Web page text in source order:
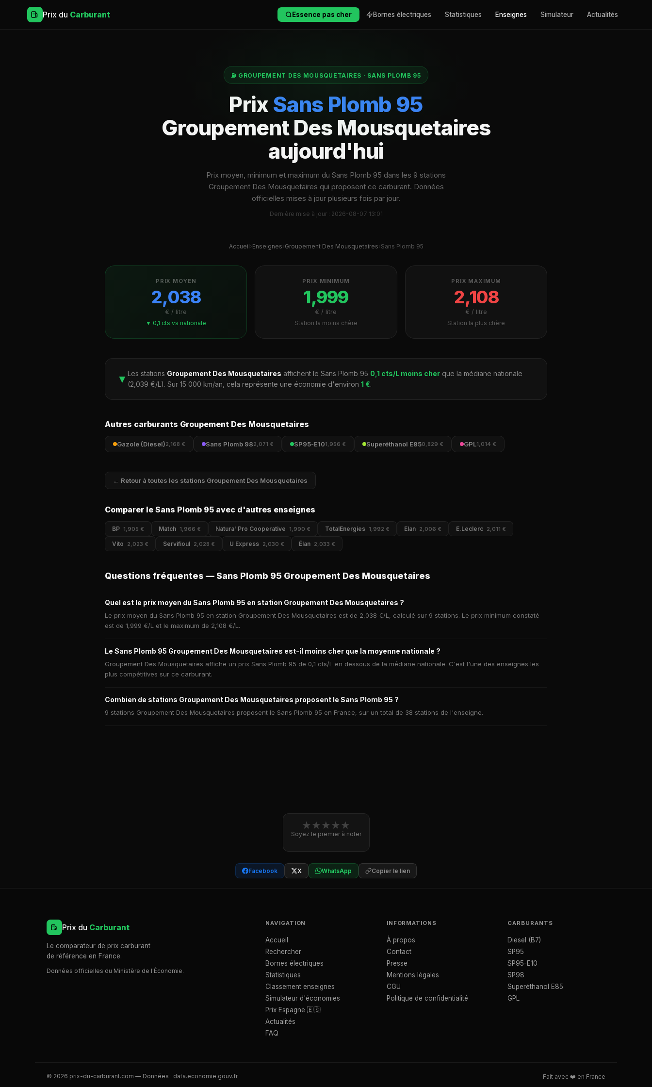
Prix du Carburant Essence pas cher Bornes électriques Statistiques Enseignes Simulateur Actualités
⛽ GROUPEMENT DES MOUSQUETAIRES · SANS PLOMB 95
Prix Sans Plomb 95
Groupement Des Mousquetaires
aujourd'hui
Prix moyen, minimum et maximum du Sans Plomb 95 dans les 9 stations
Groupement Des Mousquetaires qui proposent ce carburant. Données
officielles mises à jour plusieurs fois par jour.
Dernière mise à jour : 2026-08-07 13:01
Accueil› Enseignes› Groupement Des Mousquetaires› Sans Plomb 95
PRIX MOYEN
2,038
€ / litre
▼ 0,1 cts vs nationale
PRIX MINIMUM
1,999
€ / litre
Station la moins chère
PRIX MAXIMUM
2,108
€ / litre
Station la plus chère
▼ Les stations Groupement Des Mousquetaires affichent le Sans Plomb 95 0,1 cts/L moins cher que la médiane nationale
(2,039 €/L). Sur 15 000 km/an, cela représente une économie d'environ 1 €.
Autres carburants Groupement Des Mousquetaires
Gazole (Diesel)2,168 € Sans Plomb 982,071 € SP95-E101,956 € Superéthanol E850,829 € GPL1,014 €
← Retour à toutes les stations Groupement Des Mousquetaires
Comparer le Sans Plomb 95 avec d'autres enseignes
BP 1,905 € Match 1,966 € Natura' Pro Cooperative 1,990 € TotalEnergies 1,992 € Elan 2,006 € E.Leclerc 2,011 €
Vito 2,023 € Servifioul 2,028 € U Express 2,030 € Élan 2,033 €
Questions fréquentes — Sans Plomb 95 Groupement Des Mousquetaires
Quel est le prix moyen du Sans Plomb 95 en station Groupement Des Mousquetaires ?
Le prix moyen du Sans Plomb 95 en station Groupement Des Mousquetaires est de 2,038 €/L, calculé sur 9 stations. Le prix minimum constaté
est de 1,999 €/L et le maximum de 2,108 €/L.
Le Sans Plomb 95 Groupement Des Mousquetaires est-il moins cher que la moyenne nationale ?
Groupement Des Mousquetaires affiche un prix Sans Plomb 95 de 0,1 cts/L en dessous de la médiane nationale. C'est l'une des enseignes les
plus compétitives sur ce carburant.
Combien de stations Groupement Des Mousquetaires proposent le Sans Plomb 95 ?
9 stations Groupement Des Mousquetaires proposent le Sans Plomb 95 en France, sur un total de 38 stations de l'enseigne.
★★★★★
Soyez le premier à noter
Facebook X WhatsApp Copier le lien
Prix du Carburant
Le comparateur de prix carburant
de référence en France.
Données officielles du Ministère de l'Économie.
NAVIGATION
Accueil
Rechercher
Bornes électriques
Statistiques
Classement enseignes
Simulateur d'économies
Prix Espagne 🇪🇸
Actualités
FAQ
INFORMATIONS
À propos
Contact
Presse
Mentions légales
CGU
Politique de confidentialité
CARBURANTS
Diesel (B7)
SP95
SP95-E10
SP98
Superéthanol E85
GPL
© 2026 prix-du-carburant.com — Données : data.economie.gouv.fr Fait avec ❤️ en France